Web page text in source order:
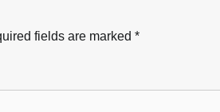
fields are marked *